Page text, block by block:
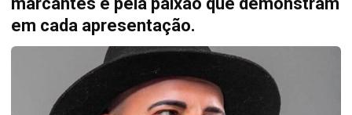
em cada apresentação.